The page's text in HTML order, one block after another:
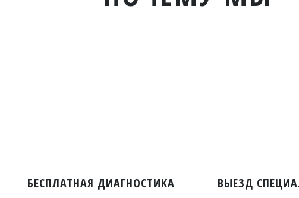
БЕСПЛАТНАЯ ДИАГНОСТИКА ВЫЕЗД